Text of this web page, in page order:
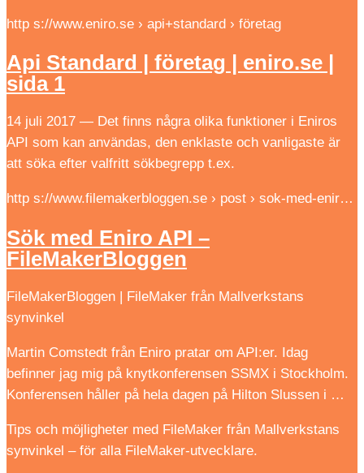
http s://www.eniro.se › api+standard › företag
Api Standard | företag | eniro.se |
sida 1
14 juli 2017 — Det finns några olika funktioner i Eniros
API som kan användas, den enklaste och vanligaste är
att söka efter valfritt sökbegrepp t.ex.
http s://www.filemakerbloggen.se › post › sok-med-enir…
Sök med Eniro API –
FileMakerBloggen
FileMakerBloggen | FileMaker från Mallverkstans
synvinkel
Martin Comstedt från Eniro pratar om API:er. Idag
befinner jag mig på knytkonferensen SSMX i Stockholm.
Konferensen håller på hela dagen på Hilton Slussen i …
Tips och möjligheter med FileMaker från Mallverkstans
synvinkel – för alla FileMaker-utvecklare.